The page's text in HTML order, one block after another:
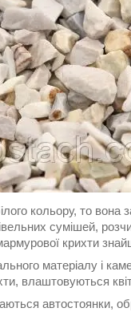
кольору, то вона
сумішей,
крихти
матеріалу і
влаштовуються
автостоянки,